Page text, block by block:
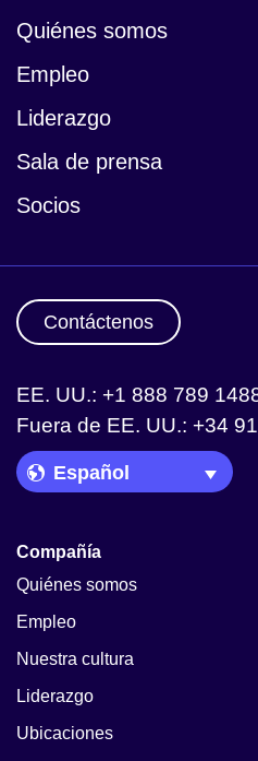
Quiénes somos
Empleo
Liderazgo
Sala de prensa
Socios
Contáctenos
EE. UU.: +1 888 789
Fuera de EE. UU.: +34
Language Picker
Compañía
Quiénes somos
Empleo
Nuestra cultura
Liderazgo
Ubicaciones